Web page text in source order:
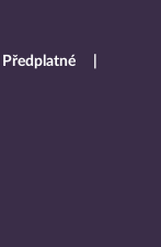
Předplatné